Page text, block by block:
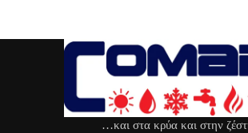
…και στα κρύα και στην